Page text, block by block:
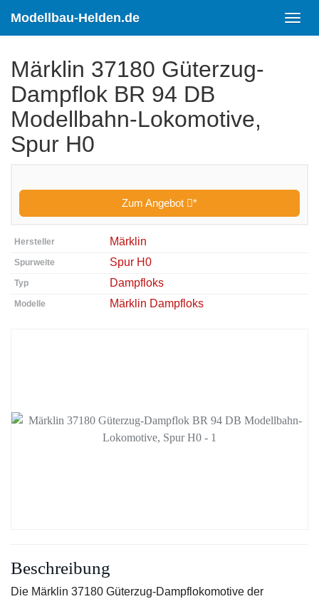
content
Modellbau-Helden.de
Märklin 37180 Güterzug-
Dampflok BR 94 DB
Modellbahn-Lokomotive,
Spur H0
Zum Angebot *
Hersteller Märklin
Spurweite Spur H0
Typ Dampfloks
Modelle Märklin Dampfloks
Beschreibung
Die Märklin 37180 Güterzug-Dampflokomotive der